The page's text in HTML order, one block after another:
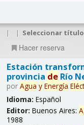
| | Seleccionar
Hacer reserva
Estación
provincia deRío
por Agua y Energía
Idioma: Español
Editor: Buenos Aires:
1988